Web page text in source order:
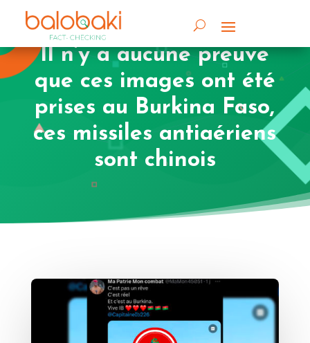
Il n’y a aucune preuve
que ces images ont été
prises au Burkina Faso,
ces missiles antiaériens
sont chinois